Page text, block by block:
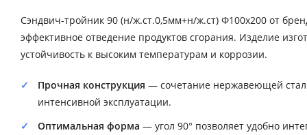
Сэндвич-тройник 90 (н/ж.ст.0,5мм+н/ж.ст) Ф100х200 от
эффективное отведение продуктов сгорания. Изделие
устойчивость к высоким температурам и коррозии.
Прочная конструкция — сочетание нержавеющей
интенсивной эксплуатации.
Оптимальная форма — угол 90° позволяет удобно